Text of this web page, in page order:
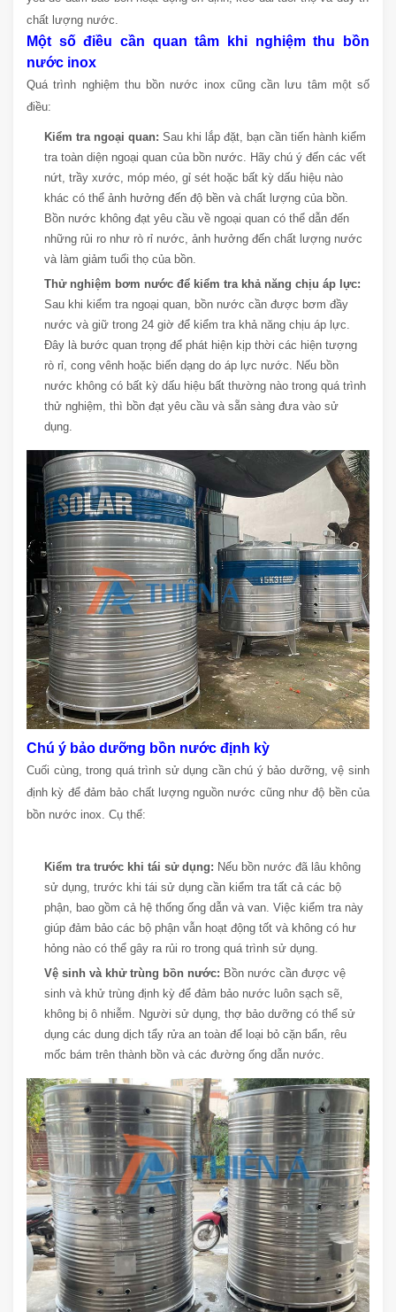
chất lượng nước.
Một số điều cần quan tâm khi nghiệm thu bồn
nước inox
Quá trình nghiệm thu bồn nước inox cũng cần lưu tâm một số
điều:
Kiểm tra ngoại quan: Sau khi lắp đặt, bạn cần tiến hành kiểm
tra toàn diện ngoại quan của bồn nước. Hãy chú ý đến các vết
nứt, trầy xước, móp méo, gỉ sét hoặc bất kỳ dấu hiệu nào
khác có thể ảnh hưởng đến độ bền và chất lượng của bồn.
Bồn nước không đạt yêu cầu về ngoại quan có thể dẫn đến
những rủi ro như rò rỉ nước, ảnh hưởng đến chất lượng nước
và làm giảm tuổi thọ của bồn.
Thử nghiệm bơm nước để kiểm tra khả năng chịu áp lực:
Sau khi kiểm tra ngoại quan, bồn nước cần được bơm đầy
nước và giữ trong 24 giờ để kiểm tra khả năng chịu áp lực.
Đây là bước quan trọng để phát hiện kịp thời các hiện tượng
rò rỉ, cong vênh hoặc biến dạng do áp lực nước. Nếu bồn
nước không có bất kỳ dấu hiệu bất thường nào trong quá trình
thử nghiệm, thì bồn đạt yêu cầu và sẵn sàng đưa vào sử
dụng.
Chú ý bảo dưỡng bồn nước định kỳ
Cuối cùng, trong quá trình sử dụng cần chú ý bảo dưỡng, vệ sinh
định kỳ để đảm bảo chất lượng nguồn nước cũng như độ bền của
bồn nước inox. Cụ thể:
Kiểm tra trước khi tái sử dụng: Nếu bồn nước đã lâu không
sử dụng, trước khi tái sử dụng cần kiểm tra tất cả các bộ
phận, bao gồm cả hệ thống ống dẫn và van. Việc kiểm tra này
giúp đảm bảo các bộ phận vẫn hoạt động tốt và không có hư
hỏng nào có thể gây ra rủi ro trong quá trình sử dụng.
Vệ sinh và khử trùng bồn nước: Bồn nước cần được vệ
sinh và khử trùng định kỳ để đảm bảo nước luôn sạch sẽ,
không bị ô nhiễm. Người sử dụng, thợ bảo dưỡng có thể sử
dụng các dung dịch tẩy rửa an toàn để loại bỏ cặn bẩn, rêu
mốc bám trên thành bồn và các đường ống dẫn nước.